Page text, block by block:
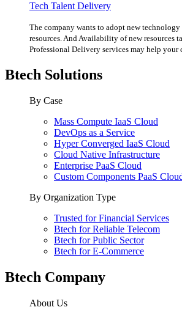
Tech Talent Delivery
The company wants to adopt new
resources. And Availability of new resources
Professional Delivery services may help your
Btech Solutions
By Case
Mass Compute IaaS Cloud
DevOps as a Service
Hyper Converged IaaS Cloud
Cloud Native Infrastructure
Enterprise PaaS Cloud
Custom Components PaaS
By Organization Type
Trusted for Financial Services
Btech for Reliable Telecom
Btech for Public Sector
Btech for E-Commerce
Btech Company
About Us